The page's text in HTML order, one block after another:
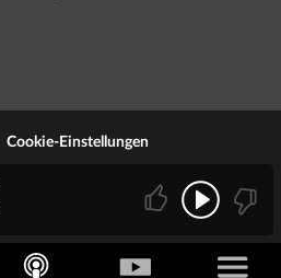
Cookie-Einstellungen